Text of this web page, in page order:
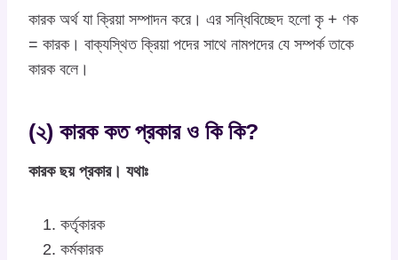
কারক অর্থ যা ক্রিয়া সম্পাদন করে। এর সন্ধিবিচ্ছেদ হলো কৃ + ণক
= কারক। বাক্যস্থিত ক্রিয়া পদের সাথে নামপদের যে সম্পর্ক তাকে
কারক বলে।
(২) কারক কত প্রকার ও কি কি?
কারক ছয় প্রকার। যথাঃ
কর্তৃকারক
কর্মকারক